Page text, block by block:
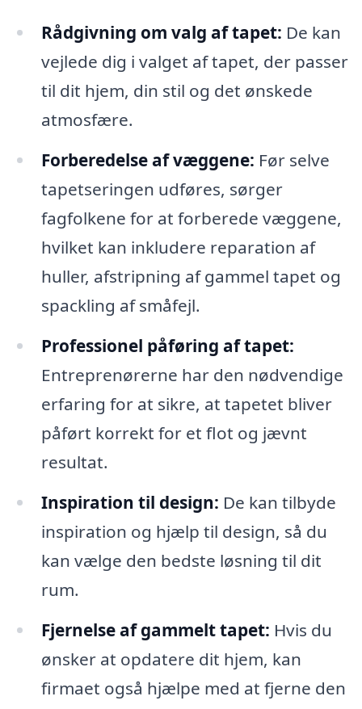
Rådgivning om valg af tapet: De kan
vejlede dig i valget af tapet, der passer
til dit hjem, din stil og det ønskede
atmosfære.
Forberedelse af væggene: Før selve
tapetseringen udføres, sørger
fagfolkene for at forberede væggene,
hvilket kan inkludere reparation af
huller, afstripning af gammel tapet og
spackling af småfejl.
Professionel påføring af tapet:
Entreprenørerne har den nødvendige
erfaring for at sikre, at tapetet bliver
påført korrekt for et flot og jævnt
resultat.
Inspiration til design: De kan tilbyde
inspiration og hjælp til design, så du
kan vælge den bedste løsning til dit
rum.
Fjernelse af gammelt tapet: Hvis du
ønsker at opdatere dit hjem, kan
firmaet også hjælpe med at fjerne den